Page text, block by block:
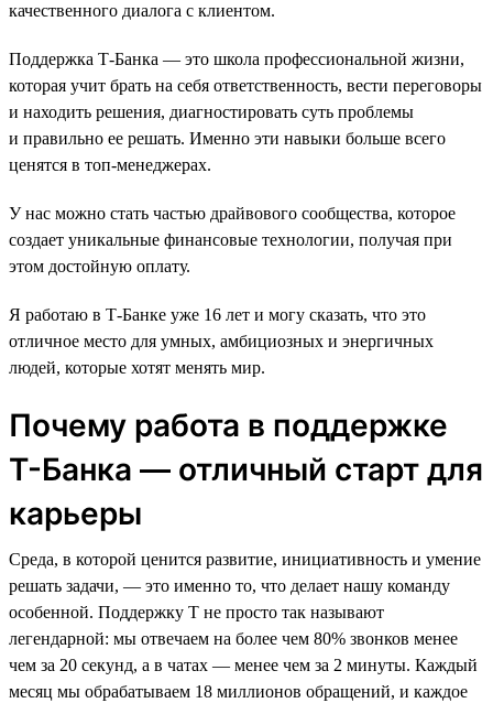
качественного диалога с клиентом.
Поддержка Т-Банка — это школа профессиональной жизни,
которая учит брать на себя ответственность, вести переговоры
и находить решения, диагностировать суть проблемы
и правильно ее решать. Именно эти навыки больше всего
ценятся в топ-менеджерах.
У нас можно стать частью драйвового сообщества, которое
создает уникальные финансовые технологии, получая при
этом достойную оплату.
Я работаю в Т-Банке уже 16 лет и могу сказать, что это
отличное место для умных, амбициозных и энергичных
людей, которые хотят менять мир.
Почему работа в поддержке
Т-Банка — отличный старт для
карьеры
Среда, в которой ценится развитие, инициативность и умение
решать задачи, — это именно то, что делает нашу команду
особенной. Поддержку Т не просто так называют
легендарной: мы отвечаем на более чем 80% звонков менее
чем за 20 секунд, а в чатах — менее чем за 2 минуты. Каждый
месяц мы обрабатываем 18 миллионов обращений, и каждое